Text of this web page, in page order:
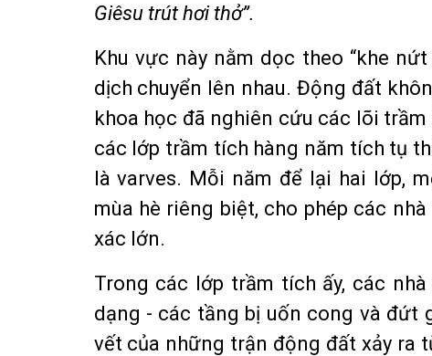
Giêsu trút hơi thở”.
Khu vực này nằm dọc theo “khe nứt
dịch chuyển lên nhau. Động đất
khoa học đã nghiên cứu các lõi
các lớp trầm tích hàng năm tích tụ
là varves. Mỗi năm để lại hai lớp,
mùa hè riêng biệt, cho phép các
xác lớn.
Trong các lớp trầm tích ấy, các
dạng - các tầng bị uốn cong và đứt
vết của những trận động đất xảy ra